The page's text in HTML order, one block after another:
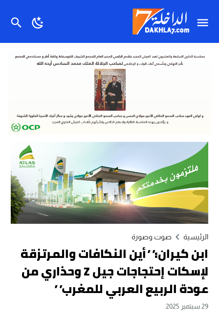
الرئيسية صوت وصورة
ابن كيران:” أين النكافات والمرتزقة
لإسكات إحتجاجات جيل Z وحذاري من
عودة الربيع العربي للمغرب”
29 سبتمبر 2025